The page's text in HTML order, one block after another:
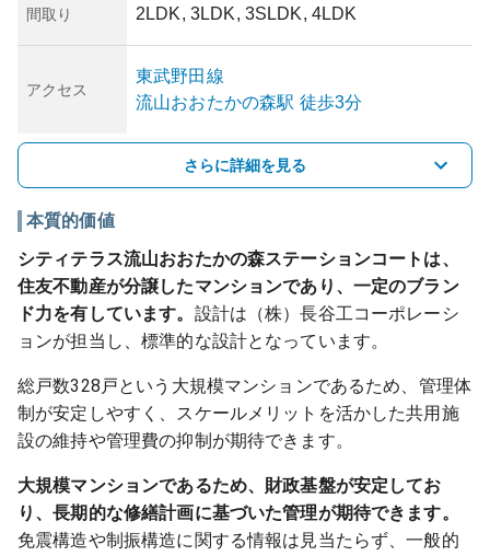
間取り 2LDK, 3LDK, 3SLDK, 4LDK
アクセス
東武野田線
流山おおたかの森駅 徒歩3分
さらに詳細を見る
本質的価値
シティテラス流山おおたかの森ステーションコートは、
住友不動産が分譲したマンションであり、一定のブラン
ド力を有しています。 設計は（株）長谷工コーポレーシ
ョンが担当し、標準的な設計となっています。
総戸数328戸という大規模マンションであるため、管理体
制が安定しやすく、スケールメリットを活かした共用施
設の維持や管理費の抑制が期待できます。
大規模マンションであるため、財政基盤が安定してお
り、長期的な修繕計画に基づいた管理が期待できます。
免震構造や制振構造に関する情報は見当たらず、一般的